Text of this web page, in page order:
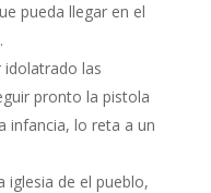
pueda llegar en el
las
pronto la pistola
infancia, lo reta a un
iglesia de el pueblo,